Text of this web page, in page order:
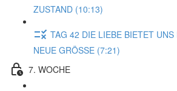
ZUSTAND (10:13)
TAG 42 DIE LIEBE BIETET
NEUE GRÖSSE (7:21)
7. WOCHE